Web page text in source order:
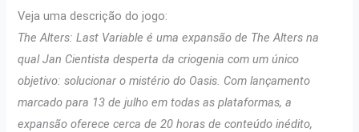
A
p
p
o
o
k
a
m
k
Veja uma descrição do jogo:
The Alters: Last Variable é uma expansão de The Alters na
qual Jan Cientista desperta da criogenia com um único
objetivo: solucionar o mistério do Oasis. Com lançamento
marcado para 13 de julho em todas as plataformas, a
expansão oferece cerca de 20 horas de conteúdo inédito,